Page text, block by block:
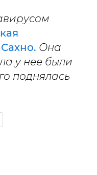
Она
у нее были
поднялась